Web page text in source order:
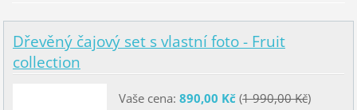
Dřevěný čajový set s vlastní foto - Fruit
collection
Vaše cena: 890,00 Kč(1 990,00 Kč)